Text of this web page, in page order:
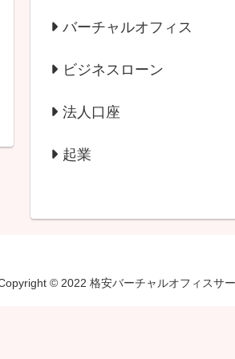
バーチャルオフィス
ビジネスローン
法人口座
起業
© 2022 格安バーチャルオフィスサ